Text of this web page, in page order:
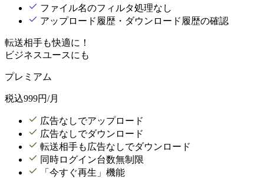
ファイル名のフィルタ処理なし
アップロード履歴・ダウンロード履歴の確認
転送相手も快適に！
ビジネスユースにも
プレミアム
税込999円/月
広告なしでアップロード
広告なしでダウンロード
転送相手も広告なしでダウンロード
同時ログイン台数無制限
「今すぐ再生」機能